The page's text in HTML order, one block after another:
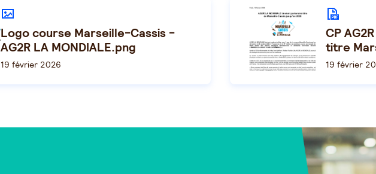
Logo course Marseille-Cassis -
AG2R LA MONDIALE.png
19 février 2026
CP
titre
19 février